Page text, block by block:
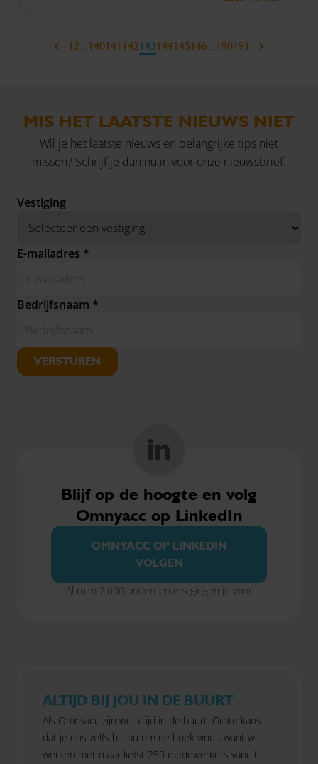
‹ 1 2... 140141 142143 144145 146... 190191 ›
MIS HET LAATSTE NIEUWS NIET
Wil je het laatste nieuws en belangrijke tips niet
missen? Schrijf je dan nu in voor onze nieuwsbrief.
Vestiging
E-mailadres *
Bedrijfsnaam *
VERSTUREN
Blijf op de hoogte en volg
Omnyacc op LinkedIn
OMNYACC OP LINKEDIN
VOLGEN
Al ruim 2.000 ondernemers gingen je voor
ALTIJD BIJ JOU IN DE BUURT
Als Omnyacc zijn we altijd in de buurt. Grote kans
dat je ons zelfs bij jou om de hoek vindt, want wij
werken met maar liefst 250 medewerkers vanuit